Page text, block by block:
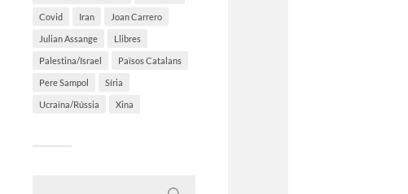
Covid Iran Joan Carrero
Julian Assange Llibres
Palestina/Israel Països Catalans
Pere Sampol Síria
Ucraïna/Rússia Xina